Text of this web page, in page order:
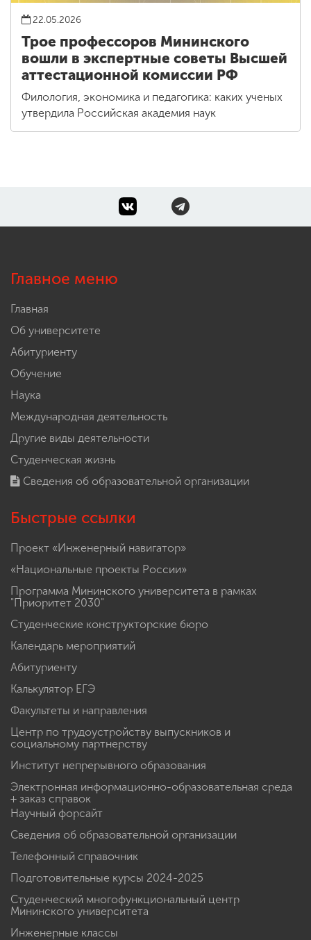
22.05.2026
Трое профессоров Мининского
вошли в экспертные советы Высшей
аттестационной комиссии РФ
Филология, экономика и педагогика: каких ученых
утвердила Российская академия наук
Главное меню
Главная
Об университете
Абитуриенту
Обучение
Наука
Международная деятельность
Другие виды деятельности
Студенческая жизнь
Сведения об образовательной организации
Быстрые ссылки
Проект «Инженерный навигатор»
«Национальные проекты России»
Программа Мининского университета в рамках
"Приоритет 2030"
Студенческие конструкторские бюро
Календарь мероприятий
Абитуриенту
Калькулятор ЕГЭ
Факультеты и направления
Центр по трудоустройству выпускников и
социальному партнерству
Институт непрерывного образования
Электронная информационно-образовательная среда
+ заказ справок
Научный форсайт
Сведения об образовательной организации
Телефонный справочник
Подготовительные курсы 2024-2025
Студенческий многофункциональный центр
Мининского университета
Инженерные классы